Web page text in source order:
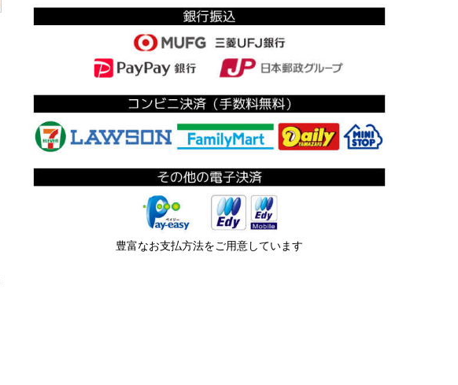
豊富なお支払方法をご用意しています